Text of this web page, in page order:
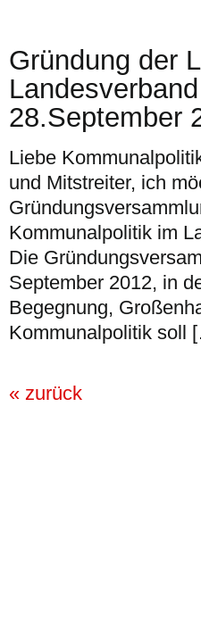
Gründung der
28.September
Liebe
und Mitstreiter, ich
Kommunalpolitik im
Die
September 2012, in
Begegnung,
Kommunalpolitik soll
« zurück